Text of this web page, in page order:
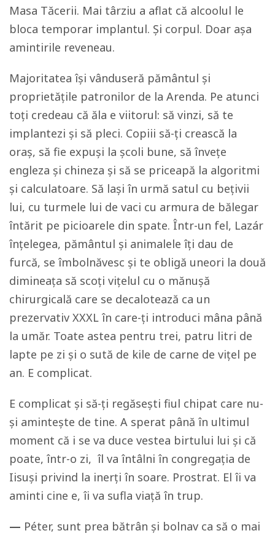
Masa Tăcerii. Mai târziu a aflat că alcoolul le
bloca temporar implantul. Și corpul. Doar așa
amintirile reveneau.
Majoritatea își vânduseră pământul și
proprietățile patronilor de la Arenda. Pe atunci
toți credeau că ăla e viitorul: să vinzi, să te
implantezi și să pleci. Copiii să-ți crească la
oraș, să fie expuși la școli bune, să învețe
engleza și chineza și să se priceapă la algoritmi
și calculatoare. Să lași în urmă satul cu bețivii
lui, cu turmele lui de vaci cu armura de bălegar
întărit pe picioarele din spate. Într-un fel, Lazár
înțelegea, pământul și animalele îți dau de
furcă, se îmbolnăvesc și te obligă uneori la două
dimineața să scoți vițelul cu o mănușă
chirurgicală care se decalotează ca un
prezervativ XXXL în care-ți introduci mâna până
la umăr. Toate astea pentru trei, patru litri de
lapte pe zi și o sută de kile de carne de vițel pe
an. E complicat.
E complicat și să-ți regăsești fiul chipat care nu-
și amintește de tine. A sperat până în ultimul
moment că i se va duce vestea birtului lui și că
poate, într-o zi, îl va întâlni în congregația de
Iisuși privind la inerți în soare. Prostrat. El îi va
aminti cine e, îi va sufla viață în trup.
— Péter, sunt prea bătrân și bolnav ca să o mai